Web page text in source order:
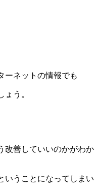
ーネットの情報でも
う。
改善していいのかがわか
いうことになってしまい